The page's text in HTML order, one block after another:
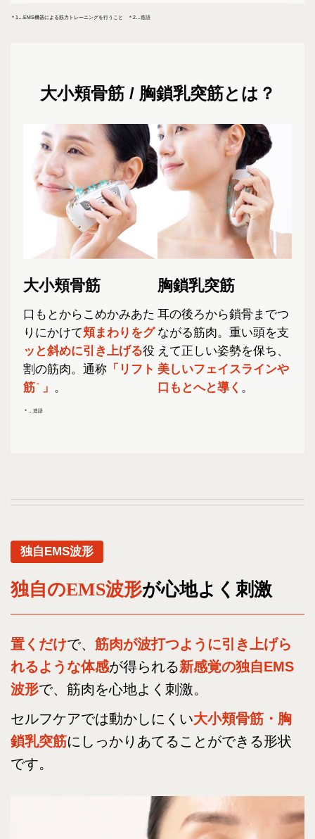
＊1…EMS機器による筋力トレーニングを行うこと ＊2…造語
大小頬骨筋 / 胸鎖乳突筋とは？
大小頬骨筋
口もとからこめかみあた
りにかけて頬まわりをグ
ッと斜めに引き上げる役
割の筋肉。通称「リフト
筋＊ 」 。
＊…造語
胸鎖乳突筋
耳の後ろから鎖骨までつ
ながる筋肉。重い頭を支
えて正しい姿勢を保ち、
美しいフェイスラインや
口もとへと導く 。
独自EMS波形
独自のEMS波形が心地よく刺激
置くだけで、 筋肉が波打つように引き上げら
れるような体感が得られる新感覚の独自EMS
波形で、筋肉を心地よく刺激。
セルフケアでは動かしにくい大小頬骨筋・胸
鎖乳突筋にしっかりあてることができる形状
です。